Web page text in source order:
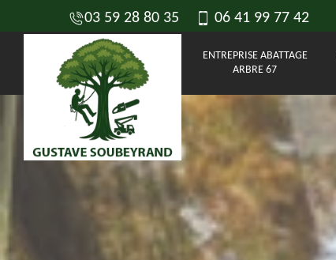
03 59 28 80 35 06 41 99 77 42
ENTREPRISE ABATTAGE
ARBRE 67